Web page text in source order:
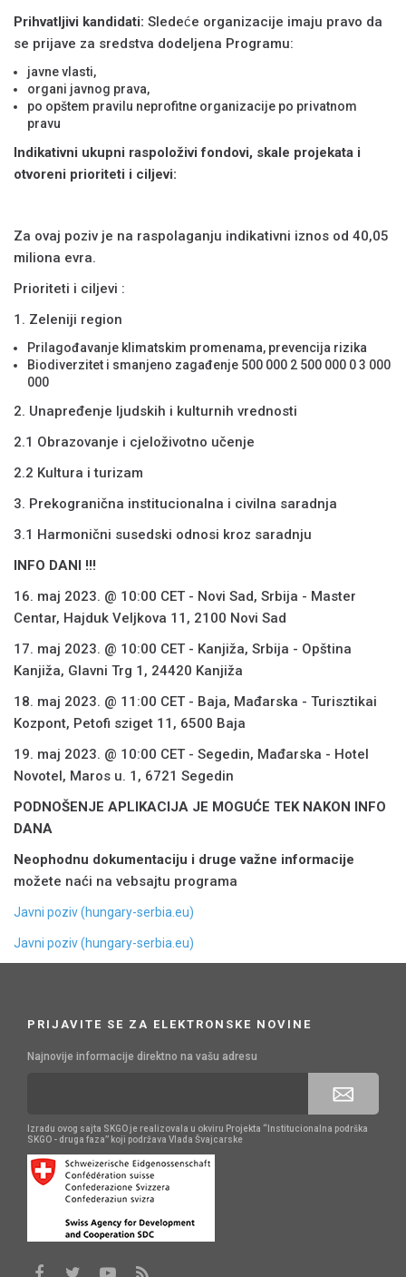
Prihvatljivi kandidati: Sledeće organizacije imaju pravo da
se prijave za sredstva dodeljena Programu:
javne vlasti,
organi javnog prava,
po opštem pravilu neprofitne organizacije po privatnom
pravu
Indikativni ukupni raspoloživi fondovi, skale projekata i
otvoreni prioriteti i ciljevi:
Za ovaj poziv je na raspolaganju indikativni iznos od 40,05
miliona evra.
Prioriteti i ciljevi :
1. Zeleniji region
Prilagođavanje klimatskim promenama, prevencija rizika
Biodiverzitet i smanjeno zagađenje 500 000 2 500 000 0 3 000
000
2. Unapređenje ljudskih i kulturnih vrednosti
2.1 Obrazovanje i cjeloživotno učenje
2.2 Kultura i turizam
3. Prekogranična institucionalna i civilna saradnja
3.1 Harmonični susedski odnosi kroz saradnju
INFO DANI !!!
16. maj 2023. @ 10:00 CET - Novi Sad, Srbija - Master
Centar, Hajduk Veljkova 11, 2100 Novi Sad
17. maj 2023. @ 10:00 CET - Kanjiža, Srbija - Opština
Kanjiža, Glavni Trg 1, 24420 Kanjiža
18. maj 2023. @ 11:00 CET - Baja, Mađarska - Turisztikai
Kozpont, Petofi sziget 11, 6500 Baja
19. maj 2023. @ 10:00 CET - Segedin, Mađarska - Hotel
Novotel, Maros u. 1, 6721 Segedin
PODNOŠENJE APLIKACIJA JE MOGUĆE TEK NAKON INFO
DANA
Neophodnu dokumentaciju i druge važne informacije
možete naći na vebsajtu programa
Javni poziv (hungary-serbia.eu)
Javni poziv (hungary-serbia.eu)
PRIJAVITE SE ZA ELEKTRONSKE NOVINE
Najnovije informacije direktno na vašu adresu
Izradu ovog sajta SKGO je realizovala u okviru Projekta “Institucionalna podrška
SKGO - druga faza” koji podržava Vlada Švajcarske